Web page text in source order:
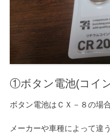
①ボタン電池(コイ
ボタン電池はＣＸ－８の場
メーカーや車種によって違